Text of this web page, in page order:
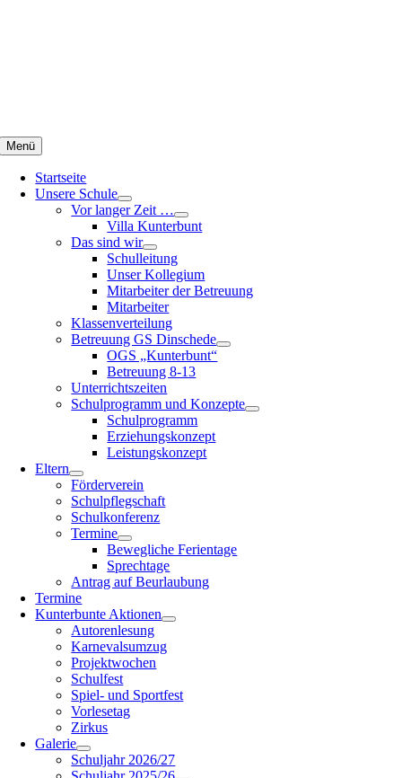
Menü
Startseite
Unsere Schule
Vor langer Zeit …
Villa Kunterbunt
Das sind wir
Schulleitung
Unser Kollegium
Mitarbeiter der Betreuung
Mitarbeiter
Klassenverteilung
Betreuung GS Dinschede
OGS „Kunterbunt“
Betreuung 8-13
Unterrichtszeiten
Schulprogramm und Konzepte
Schulprogramm
Erziehungskonzept
Leistungskonzept
Eltern
Förderverein
Schulpflegschaft
Schulkonferenz
Termine
Bewegliche Ferientage
Sprechtage
Antrag auf Beurlaubung
Termine
Kunterbunte Aktionen
Autorenlesung
Karnevalsumzug
Projektwochen
Schulfest
Spiel- und Sportfest
Vorlesetag
Zirkus
Galerie
Schuljahr 2026/27